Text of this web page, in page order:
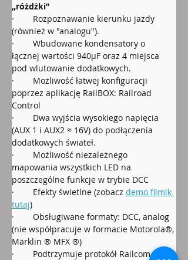
„różdżki”
·        Rozpoznawanie kierunku jazdy
(również w "analogu").
·        Wbudowane kondensatory o
łącznej wartości 940µF oraz 4 miejsca
pod wlutowanie dodatkowych.
·        Możliwość łatwej konfiguracji
poprzez aplikację RailBOX: Railroad
Control
·        Dwa wyjścia wysokiego napięcia
(AUX 1 i AUX2 ≈ 16V) do podłączenia
dodatkowych świateł.
·        Możliwość niezależnego
mapowania wszystkich LED na
poszczególne funkcje w trybie DCC
·        Efekty świetlne (zobacz demo filmik
tutaj)
·        Obsługiwane formaty: DCC, analog
(nie współpracuje w formacie Motorola®,
Märklin ® MFX ®)
·        Podtrzymuje protokół Railcom i